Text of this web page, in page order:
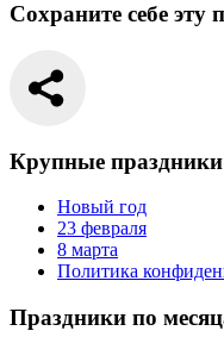
Сохраните себе эту
Крупные праздники
Новый год
23 февраля
8 марта
Политика
Праздники по